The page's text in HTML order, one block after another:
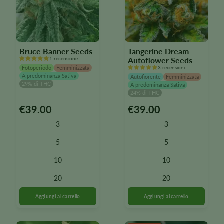
Bruce Banner Seeds
1 recensione
Fotoperiodo
Femminizzata
A predominanza Sativa
29% di THC
€39.00
3
5
10
20
Questo
opzioni
possono
Tangerine Dream
Autoflower Seeds
3 recensioni
Autofiorente
Femminizzata
A predominanza Sativa
24% di THC
€39.00
3
5
10
20
Questo
opzioni
possono